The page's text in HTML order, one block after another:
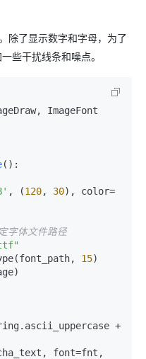
除了显示数字和字母，为了
些干扰线条和噪点。
():
, (120, 30), color=
字体文件路径
15)
+
font=fnt,